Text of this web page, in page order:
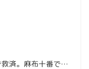
二日酔いの胃を「三六」のおでんで救済。麻布十番でサク飲みするならここが正解！